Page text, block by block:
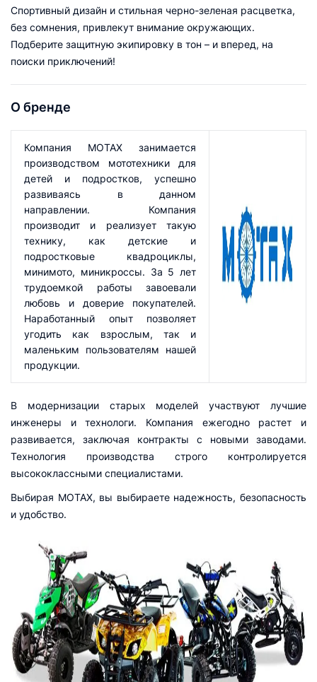
Спортивный дизайн и стильная черно-зеленая расцветка,
без сомнения, привлекут внимание окружающих.
Подберите защитную экипировку в тон – и вперед, на
поиски приключений!
О бренде
Компания MOTAX занимается
производством мототехники для
детей и подростков, успешно
развиваясь в данном
направлении. Компания
производит и реализует такую
технику, как детские и
подростковые квадроциклы,
минимото, миникроссы. За 5 лет
трудоемкой работы завоевали
любовь и доверие покупателей.
Наработанный опыт позволяет
угодить как взрослым, так и
маленьким пользователям нашей
продукции.
В модернизации старых моделей участвуют лучшие
инженеры и технологи. Компания ежегодно растет и
развивается, заключая контракты с новыми заводами.
Технология производства строго контролируется
высококлассными специалистами.
Выбирая MOTAX, вы выбираете надежность, безопасность
и удобство.